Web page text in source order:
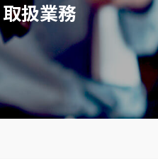
取扱業務